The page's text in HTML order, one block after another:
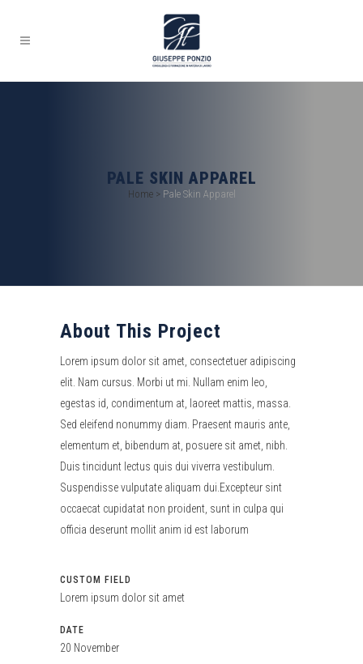
PALE SKIN APPAREL
Home> Pale Skin Apparel
About This Project
Lorem ipsum dolor sit amet, consectetuer adipiscing
elit. Nam cursus. Morbi ut mi. Nullam enim leo,
egestas id, condimentum at, laoreet mattis, massa.
Sed eleifend nonummy diam. Praesent mauris ante,
elementum et, bibendum at, posuere sit amet, nibh.
Duis tincidunt lectus quis dui viverra vestibulum.
Suspendisse vulputate aliquam dui.Excepteur sint
occaecat cupidatat non proident, sunt in culpa qui
officia deserunt mollit anim id est laborum
CUSTOM FIELD
Lorem ipsum dolor sit amet
DATE
20 November